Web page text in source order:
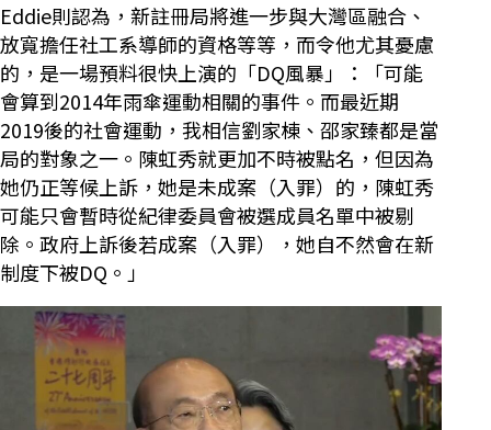
Eddie則認為，新註冊局將進一步與大灣區融合、
放寬擔任社工系導師的資格等等，而令他尤其憂慮
的，是一場預料很快上演的「DQ風暴」：「可能
會算到2014年雨傘運動相關的事件。而最近期
2019後的社會運動，我相信劉家棟、邵家臻都是當
局的對象之一。陳虹秀就更加不時被點名，但因為
她仍正等候上訴，她是未成案（入罪）的，陳虹秀
可能只會暫時從紀律委員會被選成員名單中被剔
除。政府上訴後若成案（入罪），她自不然會在新
制度下被DQ。」